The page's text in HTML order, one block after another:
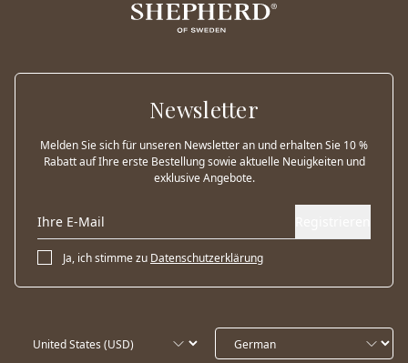
Newsletter
Melden Sie sich für unseren Newsletter an und erhalten Sie 10 %
Rabatt auf Ihre erste Bestellung sowie aktuelle Neuigkeiten und
exklusive Angebote.
Ja, ich stimme zu Datenschutzerklärung